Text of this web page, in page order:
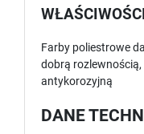
WŁAŚCIWOŚCI
Farby poliestrowe
dobrą
antykorozyjną
DANE